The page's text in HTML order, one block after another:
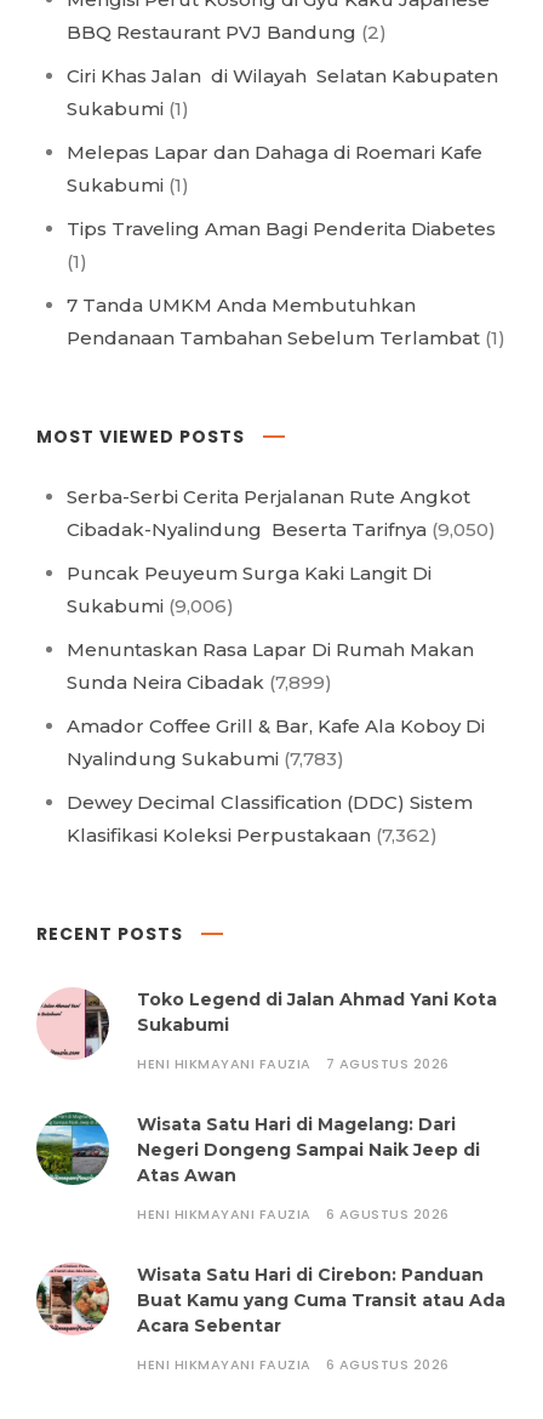
BBQ Restaurant PVJ Bandung (2)
Ciri Khas Jalan di Wilayah Selatan Kabupaten
Sukabumi (1)
Melepas Lapar dan Dahaga di Roemari Kafe
Sukabumi (1)
Tips Traveling Aman Bagi Penderita Diabetes
(1)
7 Tanda UMKM Anda Membutuhkan
Pendanaan Tambahan Sebelum Terlambat (1)
MOST VIEWED POSTS
Serba-Serbi Cerita Perjalanan Rute Angkot
Cibadak-Nyalindung Beserta Tarifnya (9,050)
Puncak Peuyeum Surga Kaki Langit Di
Sukabumi (9,006)
Menuntaskan Rasa Lapar Di Rumah Makan
Sunda Neira Cibadak (7,899)
Amador Coffee Grill & Bar, Kafe Ala Koboy Di
Nyalindung Sukabumi (7,783)
Dewey Decimal Classification (DDC) Sistem
Klasifikasi Koleksi Perpustakaan (7,362)
RECENT POSTS
Toko Legend di Jalan Ahmad Yani Kota
Sukabumi
HENI HIKMAYANI FAUZIA 7 AGUSTUS 2026
Wisata Satu Hari di Magelang: Dari
Negeri Dongeng Sampai Naik Jeep di
Atas Awan
HENI HIKMAYANI FAUZIA 6 AGUSTUS 2026
Wisata Satu Hari di Cirebon: Panduan
Buat Kamu yang Cuma Transit atau Ada
Acara Sebentar
HENI HIKMAYANI FAUZIA 6 AGUSTUS 2026